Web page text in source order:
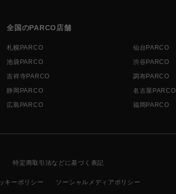
全国のPARCO店舗
札幌PARCO 仙台PARCO
池袋PARCO
渋谷PARCO
吉祥寺PARCO
調布PARCO
静岡PARCO
名古屋PARCO
広島PARCO
福岡PARCO
特定商取引法などに基づく表記
キーポリシー ソーシャルメディアポリシー